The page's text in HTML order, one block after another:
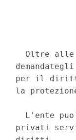
Oltre
per il
la
L'ente
privati